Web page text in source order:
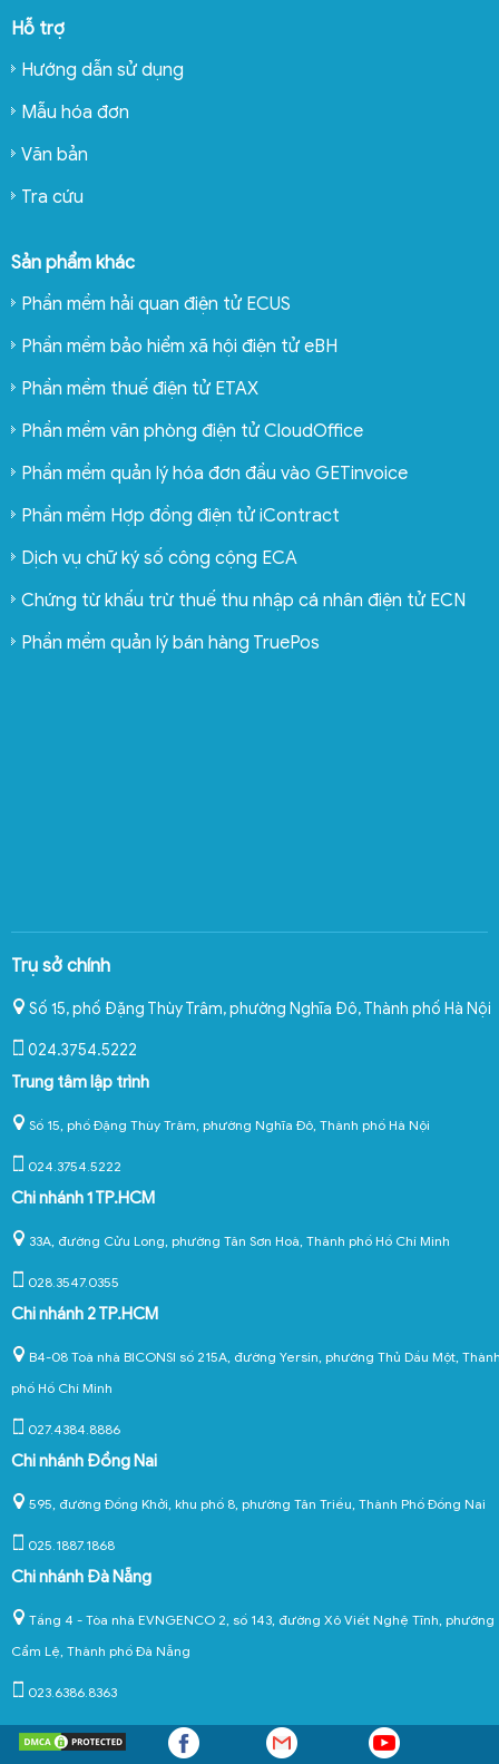
Hỗ trợ
Hướng dẫn sử dụng
Mẫu hóa đơn
Văn bản
Tra cứu
Sản phẩm khác
Phần mềm hải quan điện tử ECUS
Phần mềm bảo hiểm xã hội điện tử eBH
Phần mềm thuế điện tử ETAX
Phần mềm văn phòng điện tử CloudOffice
Phần mềm quản lý hóa đơn đầu vào GETinvoice
Phần mềm Hợp đồng điện tử iContract
Dịch vụ chữ ký số công cộng ECA
Chứng từ khấu trừ thuế thu nhập cá nhân điện tử ECN
Phần mềm quản lý bán hàng TruePos
Trụ sở chính
Số 15, phố Đặng Thùy Trâm, phường Nghĩa Đô,Thành phố Hà Nội
024.3754.5222
Trung tâm lập trình
Số 15, phố Đặng Thùy Trâm, phường Nghĩa Đô, Thành phố Hà Nội
024.3754.5222
Chi nhánh 1 TP.HCM
33A, đường Cửu Long, phường Tân Sơn Hoà, Thành phố Hồ Chí Minh
028.3547.0355
Chi nhánh 2 TP.HCM
B4-08 Toà nhà BICONSI số 215A, đường Yersin, phường Thủ Dầu Một,
phố Hồ Chí Minh
027.4384.8886
Chi nhánh Đồng Nai
595, đường Đồng Khởi, khu phố 8, phường Tân Triều, Thành Phố Đồng Nai
025.1887.1868
Chi nhánh Đà Nẵng
Tầng 4 - Tòa nhà EVNGENCO 2, số 143, đường Xô Viết Nghệ Tĩnh, phường
Cẩm Lệ, Thành phố Đà Nẵng
023.6386.8363